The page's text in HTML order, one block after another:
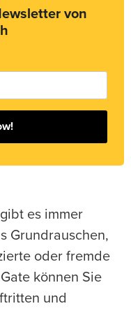
von
es immer
Grundrauschen,
oder fremde
können Sie
und